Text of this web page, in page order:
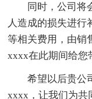
同时，公司将
人造成的损失进
等相关费用，由销
xxxx在此期间给您
希望以后贵公
xxxx，让我们为共